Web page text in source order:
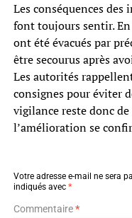
Les conséquences
font toujours sentir.
ont été évacués par
être secourus après
Les autorités
consignes pour éviter
vigilance reste donc
l’amélioration se
Votre adresse e-mail ne sera
indiqués avec *
Commentaire*